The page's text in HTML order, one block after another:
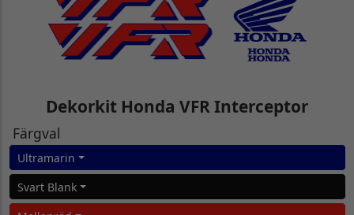
Dekorkit Honda VFR Interceptor
Färgval
Ultramarin
Svart Blank